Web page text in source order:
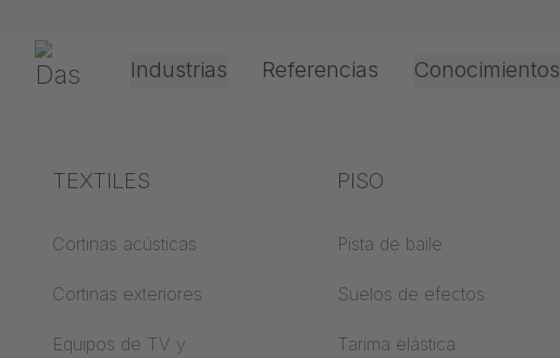
Gerriets Industrias
Teatro y cultura
Eventos y
Referencias Conocimientos
Explicación de los
Técnicas de
aplicación
Tipos de
TEXTILES
Cortinas acústicas
Cortinas exteriores
Equipos de TV y
PISO
Pista de baile
Suelos de efectos
Tarima elástica